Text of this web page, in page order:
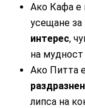
Ако Кафа е
усещане
интерес,
на
Ако Питта
липса на